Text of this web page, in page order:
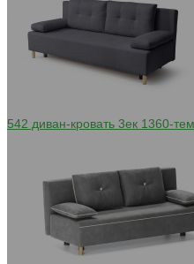
542 диван-кровать 3ек 1360-